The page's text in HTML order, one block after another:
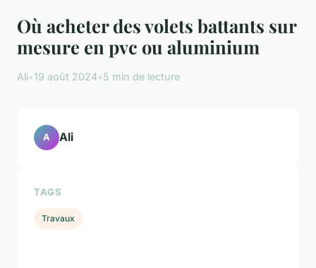
Où acheter des volets battants sur
mesure en pvc ou aluminium
Ali•19 août 2024•5 min de lecture
A Ali
TAGS
Travaux